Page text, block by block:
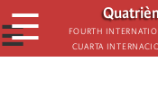
Passar
para
o
Fourth
Cuarta
☰
☰